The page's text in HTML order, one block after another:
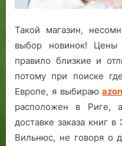
Такой магазин,
выбор новинок! Цены
правило близкие и
потому при поиске
Европе, я выбираю
расположен в Риге,
доставке заказа книг
Вильнюс, не говоря о